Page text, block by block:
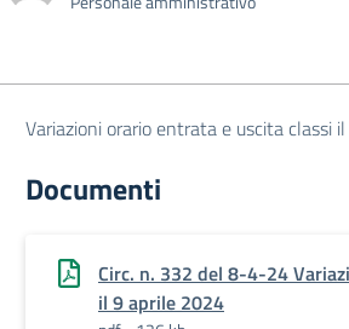
Variazioni orario entrata e uscita classi
Documenti
Circ. n. 332 del 8-4-24
il 9 aprile 2024